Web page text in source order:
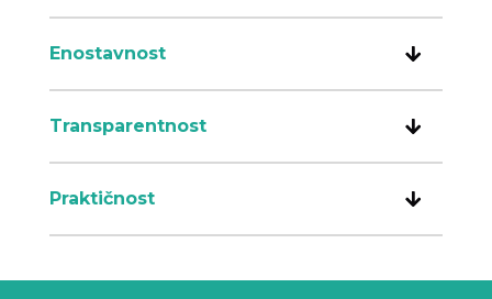
Enostavnost
Transparentnost
Praktičnost